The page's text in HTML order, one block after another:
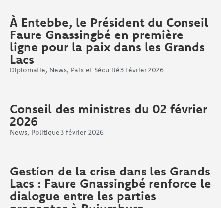
À Entebbe, le Président du Conseil
Faure Gnassingbé en première
ligne pour la paix dans les Grands
Lacs
Diplomatie, News, Paix et Sécurité3 février 2026
Conseil des ministres du 02 février
2026
News, Politique3 février 2026
Gestion de la crise dans les Grands
Lacs : Faure Gnassingbé renforce le
dialogue entre les parties